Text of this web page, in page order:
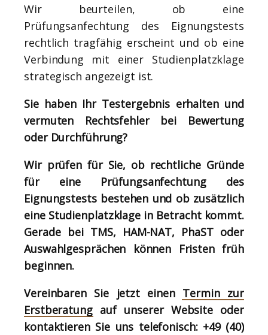
Wir beurteilen, ob eine
Prüfungsanfechtung des Eignungstests
rechtlich tragfähig erscheint und ob eine
Verbindung mit einer Studienplatzklage
strategisch angezeigt ist.
Sie haben Ihr Testergebnis erhalten und
vermuten Rechtsfehler bei Bewertung
oder Durchführung?
Wir prüfen für Sie, ob rechtliche Gründe
für eine Prüfungsanfechtung des
Eignungstests bestehen und ob zusätzlich
eine Studienplatzklage in Betracht kommt.
Gerade bei TMS, HAM-NAT, PhaST oder
Auswahlgesprächen können Fristen früh
beginnen.
Vereinbaren Sie jetzt einen Termin zur
Erstberatungauf unserer Website oder
kontaktieren Sie uns telefonisch: +49 (40)